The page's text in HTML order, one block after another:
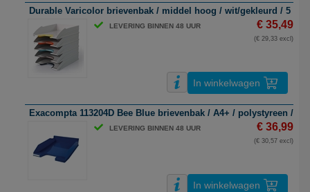
Durable Varicolor brievenbak / middel hoog / wit/gekleurd / 5
LEVERING BINNEN 48 UUR € 35,49
(€ 29,33 excl)
In winkelwagen
Exacompta 113204D Bee Blue brievenbak / A4+ / polystyreen /
LEVERING BINNEN 48 UUR € 36,99
(€ 30,57 excl)
In winkelwagen